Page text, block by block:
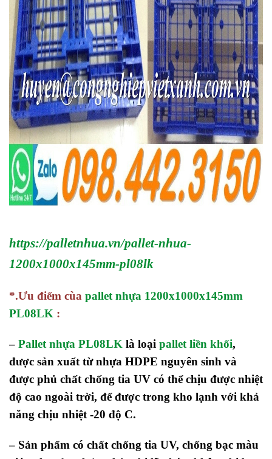
https://palletnhua.vn/pallet-nhua-
1200x1000x145mm-pl08lk
*.Ưu điểm cùa pallet nhựa 1200x1000x145mm
PL08LK :
– Pallet nhựa PL08LK là loại pallet liền khối,
được sản xuất từ nhựa HDPE nguyên sinh và
được phủ chất chống tia UV có thể chịu được nhiệt
độ cao ngoài trời, để được trong kho lạnh với khả
năng chịu nhiệt -20 độ C.
– Sản phẩm có chất chống tia UV, chống bạc màu